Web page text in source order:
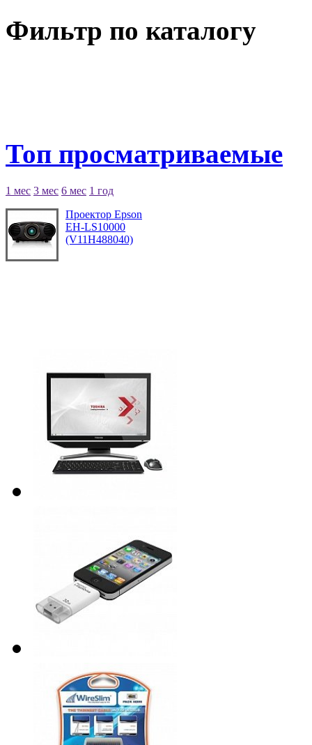
Фильтр по каталогу
Топ просматриваемые
1 мес 3 мес 6 мес 1 год
Проектор Epson
EH-LS10000
(V11H488040)